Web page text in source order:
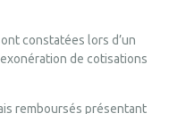
constatées lors d’un
de cotisations
remboursés présentant